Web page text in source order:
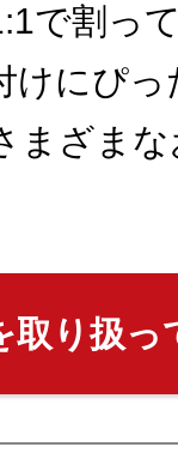
で割っ
けにぴ
まざま
取り扱っ